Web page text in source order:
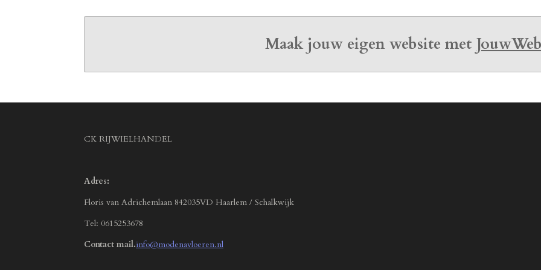
Maak jouw eigen website met
CK RIJWIELHANDEL
Adres:
Floris van Adrichemlaan 842035VD Haarlem / Schalkwijk
Tel: 0615253678
Contact mail.info@modenavloeren.nl